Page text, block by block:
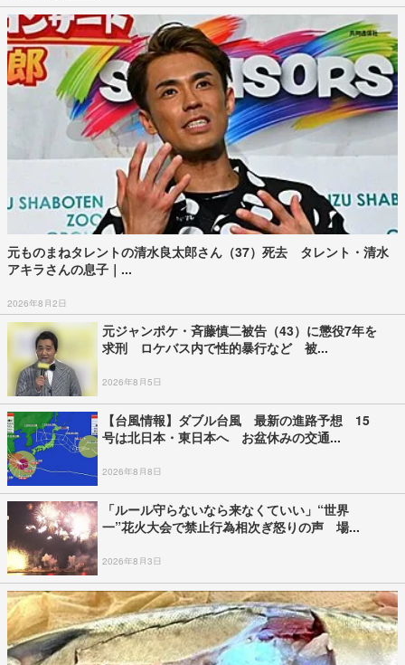
元ものまねタレントの清水良太郎さん（37）死去 タレント・清水
アキラさんの息子｜...
2026年8月2日
元ジャンポケ・斉藤慎二被告（43）に懲役7年を
求刑 ロケバス内で性的暴行など 被...
2026年8月5日
【台風情報】ダブル台風 最新の進路予想 15
号は北日本・東日本へ お盆休みの交通...
2026年8月8日
「ルール守らないなら来なくていい」“世界
一”花火大会で禁止行為相次ぎ怒りの声 場...
2026年8月3日